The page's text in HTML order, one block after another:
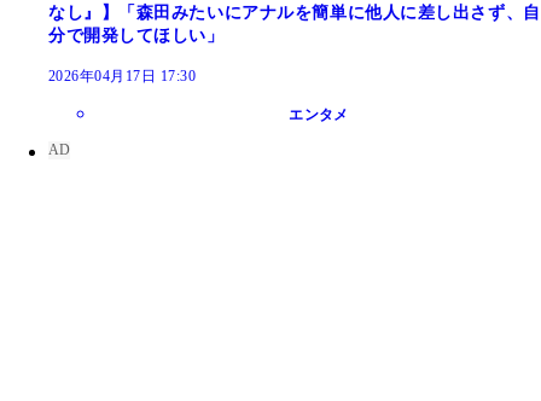
なし』】「森田みたいにアナルを簡単に他人に差し出さず、自
分で開発してほしい」
2026年04月17日 17:30
エンタメ